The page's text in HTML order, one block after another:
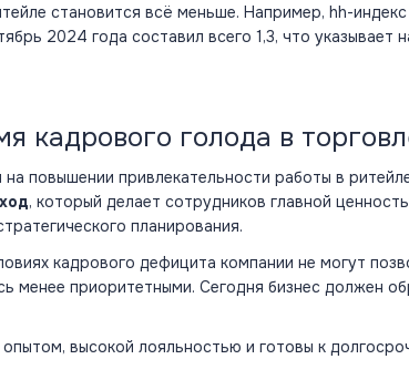
становится всё меньше. Например, hh-
2024 года составил всего 1,3, что указывает
кадрового голода в
повышении привлекательности работы в
, который делает сотрудников главной
планирования.
кадрового дефицита компании не могут
менее приоритетными. Сегодня бизнес должен
высокой лояльностью и готовы к